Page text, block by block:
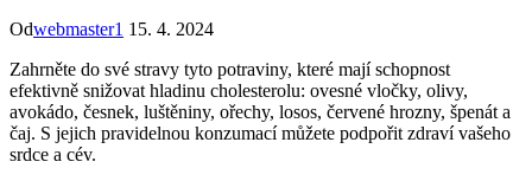
Odwebmaster1 15. 4. 2024
Zahrněte do své stravy tyto potraviny, které mají schopnost
efektivně snižovat hladinu cholesterolu: ovesné vločky, olivy,
avokádo, česnek, luštěniny, ořechy, losos, červené hrozny, špenát a
čaj. S jejich pravidelnou konzumací můžete podpořit zdraví vašeho
srdce a cév.